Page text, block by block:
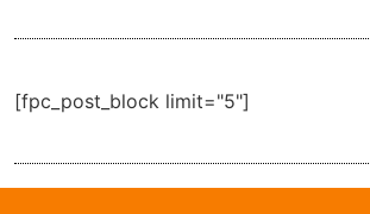
[fpc_post_block limit="5"]